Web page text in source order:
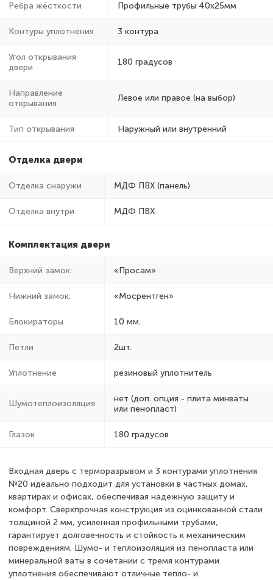
Ребра жёсткости Профильные трубы 40х25мм
Контуры уплотнения 3 контура
Угол открывания
двери
180 градусов
Направление
открывания
Левое или правое (на выбор)
Тип открывания Наружный или внутренний
Отделка двери
Отделка снаружи МДФ ПВХ (панель)
Отделка внутри МДФ ПВХ
Комплектация двери
Верхний замок: «Просам»
Нижний замок: «Мосрентген»
Блокираторы 10 мм.
Петли 2шт.
Уплотнение резиновый уплотнитель
Шумотеплоизоляция
нет (доп. опция - плита минваты
или пенопласт)
Глазок 180 градусов
Входная дверь с терморазрывом и 3 контурами уплотнения
№20 идеально подходит для установки в частных домах,
квартирах и офисах, обеспечивая надежную защиту и
комфорт. Сверхпрочная конструкция из оцинкованной стали
толщиной 2 мм, усиленная профильными трубами,
гарантирует долговечность и стойкость к механическим
повреждениям. Шумо- и теплоизоляция из пенопласта или
минеральной ваты в сочетании с тремя контурами
уплотнения обеспечивают отличные тепло- и